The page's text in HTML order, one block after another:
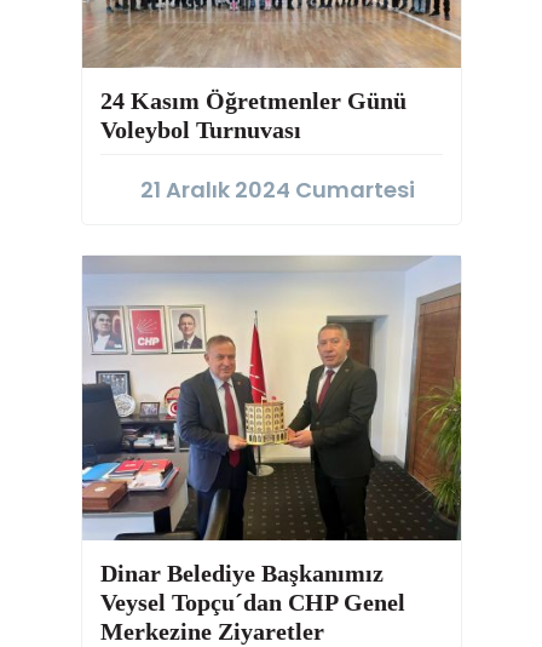
24 Kasım Öğretmenler Günü
Voleybol Turnuvası
21 Aralık 2024 Cumartesi
Dinar Belediye Başkanımız
Veysel Topçu´dan CHP Genel
Merkezine Ziyaretler